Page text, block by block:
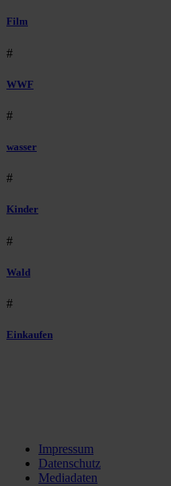
Film
#
WWF
#
wasser
#
Kinder
#
Wald
#
Einkaufen
Impressum
Datenschutz
Mediadaten